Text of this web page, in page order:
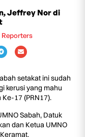
Jeffrey Nor di
Reporters
setakat ini sudah
kerusi yang mahu
17 (PRN17).
Sabah, Datuk
dan Ketua UMNO